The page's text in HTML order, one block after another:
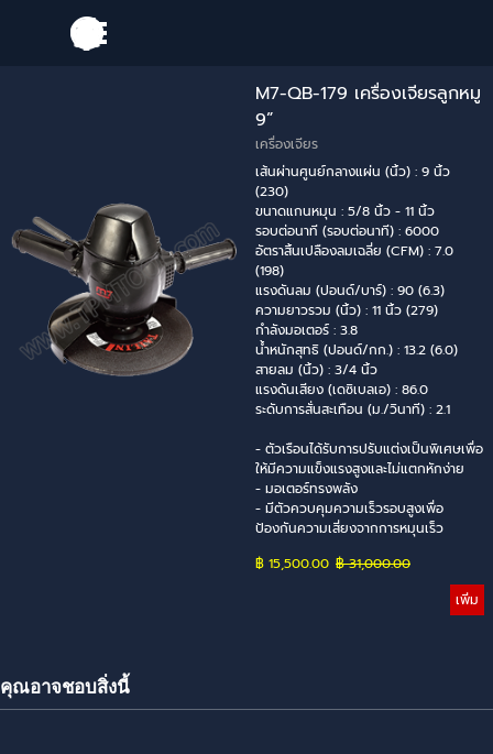
Skip menu
M7-QB-179 เครื่องเจียรลูกหมู
9”
เครื่องเจียร
เส้นผ่านศูนย์กลางแผ่น (นิ้ว) : 9 นิ้ว
(230)
ขนาดแกนหมุน : 5/8 นิ้ว - 11 นิ้ว
รอบต่อนาที (รอบต่อนาที) : 6000
อัตราสิ้นเปลืองลมเฉลี่ย (CFM) : 7.0
(198)
แรงดันลม (ปอนด์/บาร์) : 90 (6.3)
ความยาวรวม (นิ้ว) : 11 นิ้ว (279)
กำลังมอเตอร์ : 3.8
น้ำหนักสุทธิ (ปอนด์/กก.) : 13.2 (6.0)
สายลม (นิ้ว) : 3/4 นิ้ว
แรงดันเสียง (เดซิเบลเอ) : 86.0
ระดับการสั่นสะเทือน (ม./วินาที) : 2.1
- ตัวเรือนได้รับการปรับแต่งเป็นพิเศษเพื่อ
ให้มีความแข็งแรงสูงและไม่แตกหักง่าย
- มอเตอร์ทรงพลัง
- มีตัวควบคุมความเร็วรอบสูงเพื่อ
ป้องกันความเสี่ยงจากการหมุนเร็ว
฿ 15,500.00 Price without discount
฿ 31,000.00
เพิ่ม
คุณอาจชอบสิ่งนี้